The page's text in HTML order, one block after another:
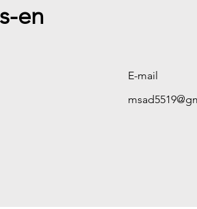
en
E-mail